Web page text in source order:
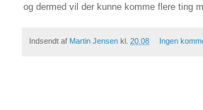
og dermed vil der kunne komme flere ting
Indsendt af Martin Jensen kl. 20.08 Ingen